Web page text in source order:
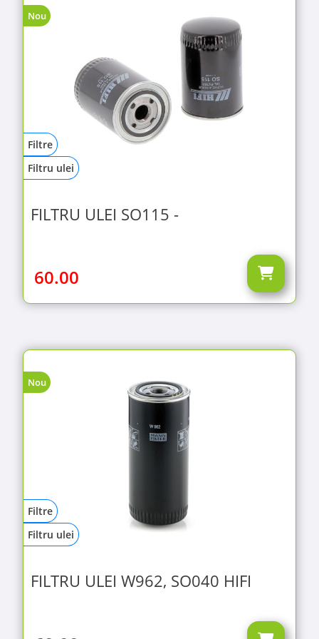
Nou
Filtre
Filtru ulei
FILTRU ULEI SO115 -
60.00
Nou
Filtre
Filtru ulei
FILTRU ULEI W962, SO040 HIFI